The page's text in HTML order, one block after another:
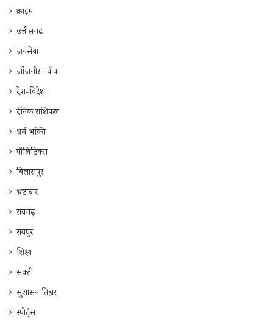
क्राइम
छत्तीसगढ़
जनसेवा
जाँजगीर -चाँपा
देश-विदेश
दैनिक राशिफ़ल
धर्म भक्ति
पॉलिटिक्स
बिलासपुर
भ्रष्टाचार
रायगढ़
रायपुर
शिक्षा
सक्ती
सुशासन तिहार
स्पोर्ट्स